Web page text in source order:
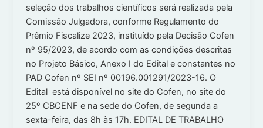
seleção dos trabalhos científicos será realizada pela
Comissão Julgadora, conforme Regulamento do
Prêmio Fiscalize 2023, instituído pela Decisão Cofen
nº 95/2023, de acordo com as condições descritas
no Projeto Básico, Anexo I do Edital e constantes no
PAD Cofen nº SEI nº 00196.001291/2023-16. O
Edital está disponível no site do Cofen, no site do
25º CBCENF e na sede do Cofen, de segunda a
sexta-feira, das 8h às 17h. EDITAL DE TRABALHO